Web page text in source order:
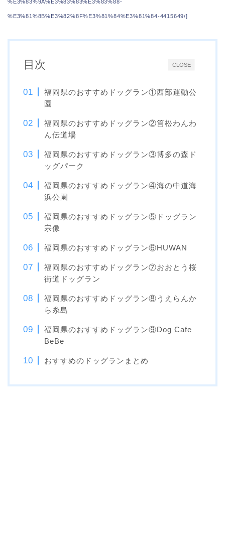
%E3%83%9A%E3%83%83%E3%83%88-
%E3%81%8B%E3%82%8F%E3%81%84%E3%81%84-4415649/]
CLOSE
目次
福岡県のおすすめドッグラン①西部運動公
園
福岡県のおすすめドッグラン②筥松わんわ
ん伝道場
福岡県のおすすめドッグラン③博多の森ド
ッグパーク
福岡県のおすすめドッグラン④海の中道海
浜公園
福岡県のおすすめドッグラン⑤ドッグラン
宗像
福岡県のおすすめドッグラン⑥HUWAN
福岡県のおすすめドッグラン⑦おおとう桜
街道ドッグラン
福岡県のおすすめドッグラン⑧うえらんか
ら糸島
福岡県のおすすめドッグラン⑨Dog Cafe
BeBe
おすすめのドッグランまとめ